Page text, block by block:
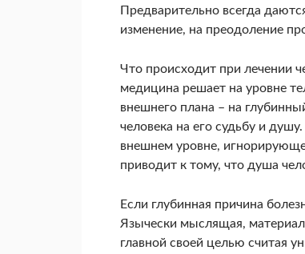
Предварительно всегда
изменение, на преодоление
Что происходит при лечении
медицина решает на уровне
внешнего плана – на
человека на его судьбу и
внешнем уровне,
приводит к тому, что душа
Если глубинная причина
Язычески мыслящая,
главной своей целью считая